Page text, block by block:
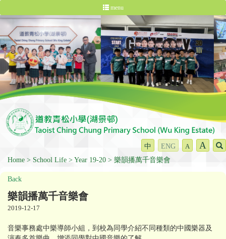
menu
中 ENG A A
Home School Life Year 19-20 樂韻播萬千音樂會
Back
樂韻播萬千音樂會
2019-12-17
音樂事務處中樂導師小組，到校為同學介紹不同種類的中國樂器及